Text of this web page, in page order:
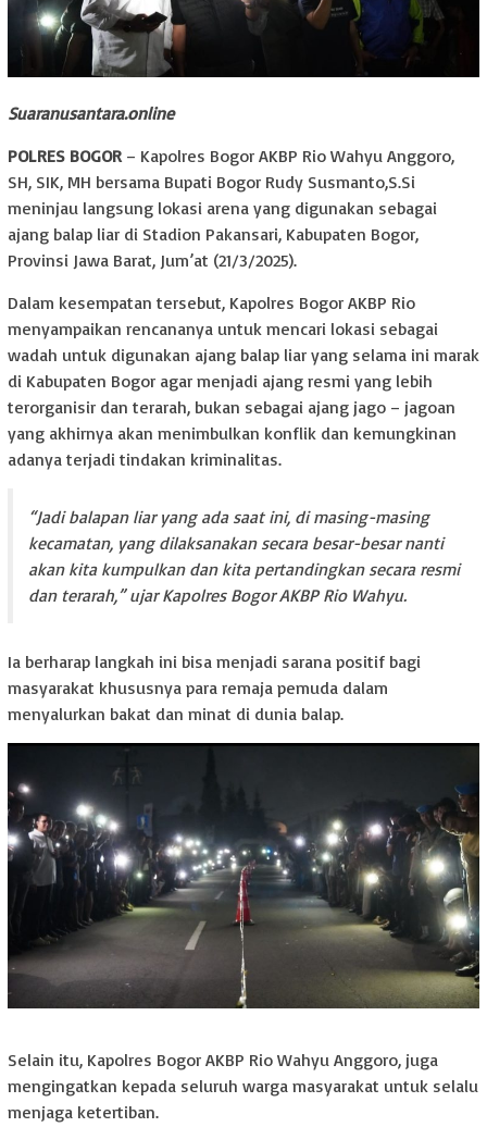
Suaranusantara.online
POLRES BOGOR– Kapolres Bogor AKBP Rio Wahyu Anggoro,
SH, SIK, MH bersama Bupati Bogor Rudy Susmanto,S.Si
meninjau langsung lokasi arena yang digunakan sebagai
ajang balap liar di Stadion Pakansari, Kabupaten Bogor,
Provinsi Jawa Barat, Jum’at (21/3/2025).
Dalam kesempatan tersebut, Kapolres Bogor AKBP Rio
menyampaikan rencananya untuk mencari lokasi sebagai
wadah untuk digunakan ajang balap liar yang selama ini marak
di Kabupaten Bogor agar menjadi ajang resmi yang lebih
terorganisir dan terarah, bukan sebagai ajang jago – jagoan
yang akhirnya akan menimbulkan konflik dan kemungkinan
adanya terjadi tindakan kriminalitas.
“Jadi balapan liar yang ada saat ini, di masing-masing
kecamatan, yang dilaksanakan secara besar-besar nanti
akan kita kumpulkan dan kita pertandingkan secara resmi
dan terarah,” ujar Kapolres Bogor AKBP Rio Wahyu.
Ia berharap langkah ini bisa menjadi sarana positif bagi
masyarakat khususnya para remaja pemuda dalam
menyalurkan bakat dan minat di dunia balap.
Selain itu, Kapolres Bogor AKBP Rio Wahyu Anggoro, juga
mengingatkan kepada seluruh warga masyarakat untuk selalu
menjaga ketertiban.